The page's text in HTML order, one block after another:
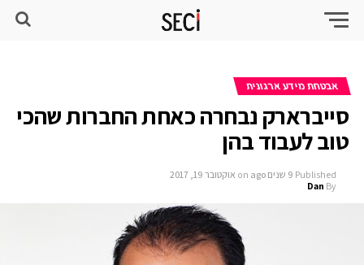
אבטחת מידע ארגונית
סייברארק נבחרה כאחת החברות שהכי
טוב לעבוד בהן
Published 9 שנים ago on אוקטובר 19, 2017
By
Dan